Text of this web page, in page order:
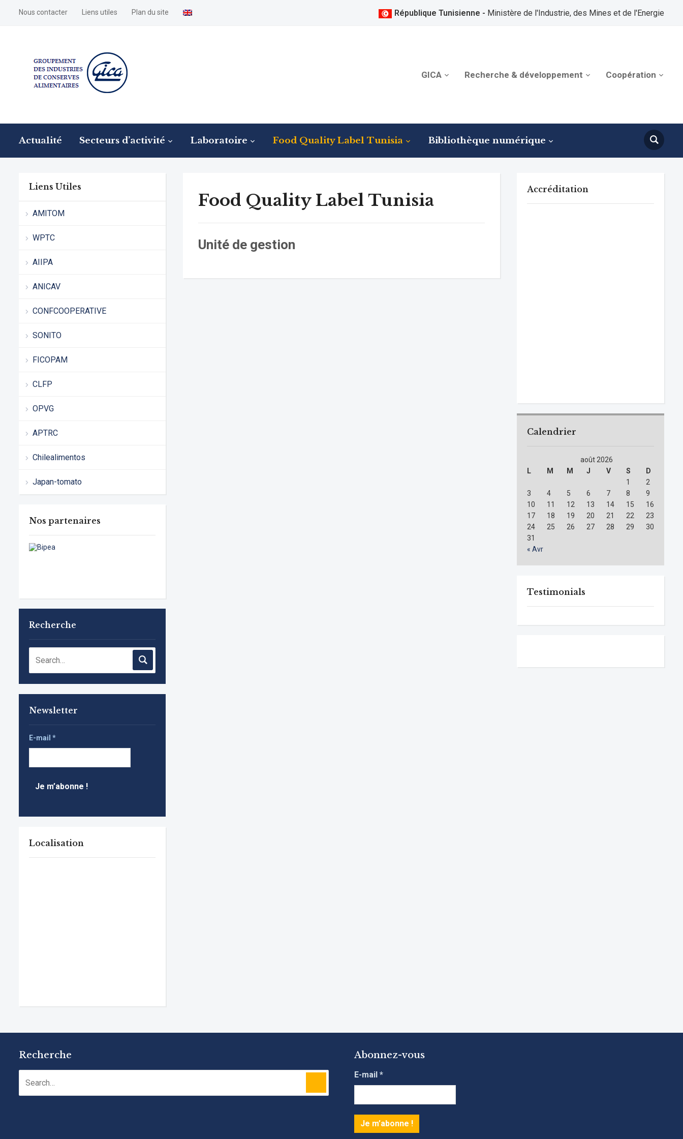
Nous contacter Liens utiles Plan du site République Tunisienne - Ministère de l'Industrie, des Mines et de l'Energie
GICA Recherche & développement Coopération
Actualité Secteurs d’activité Laboratoire Food Quality Label Tunisia Bibliothèque numérique
Liens Utiles
AMITOM
WPTC
AIIPA
ANICAV
CONFCOOPERATIVE
SONITO
FICOPAM
CLFP
OPVG
APTRC
Chilealimentos
Japan-tomato
Nos partenaires
Recherche
Newsletter
E-mail *
Localisation
Food Quality Label Tunisia
Unité de gestion
Accréditation
Calendrier
août 2026
L
M M J V S
D
1
2
3
4 5 6 7 8
9
10
11 12 13 14 15
16
17
18 19 20 21 22
23
24
25 26 27 28 29
30
31
« Avr
Testimonials
Recherche Abonnez-vous
E-mail*